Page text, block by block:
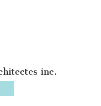
inc.